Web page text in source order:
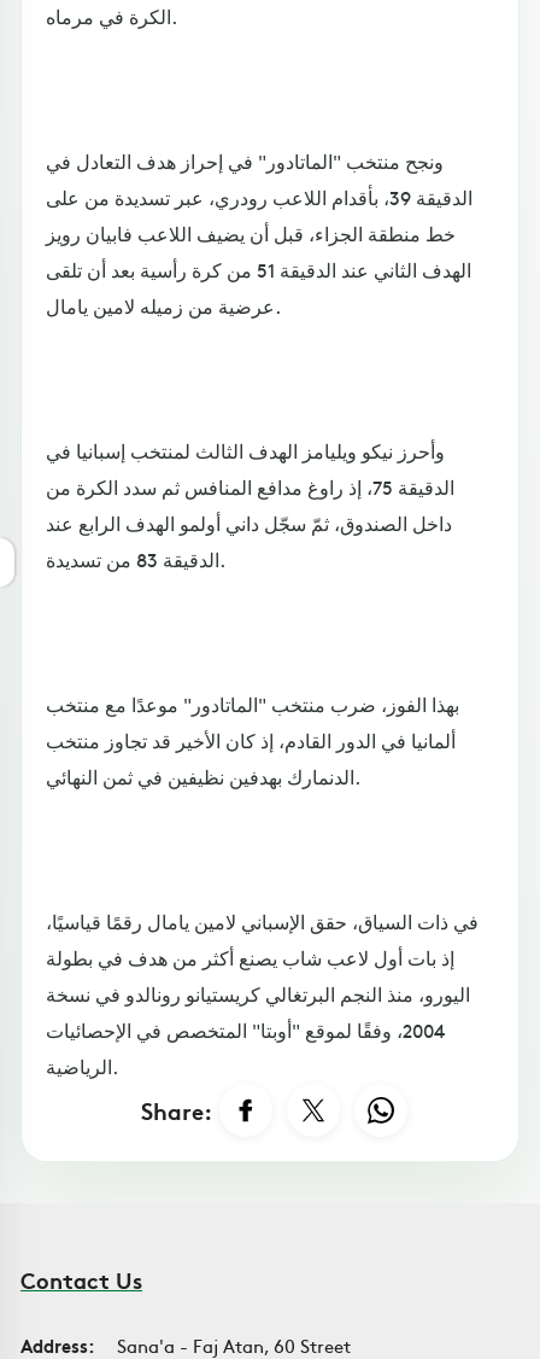
الكرة في مرماه.
ونجح منتخب "الماتادور" في إحراز هدف التعادل في
الدقيقة 39، بأقدام اللاعب رودري، عبر تسديدة من على
خط منطقة الجزاء، قبل أن يضيف اللاعب فابيان رويز
الهدف الثاني عند الدقيقة 51 من كرة رأسية بعد أن تلقى
عرضية من زميله لامين يامال.
وأحرز نيكو ويليامز الهدف الثالث لمنتخب إسبانيا في
الدقيقة 75، إذ راوغ مدافع المنافس ثم سدد الكرة من
داخل الصندوق، ثمّ سجّل داني أولمو الهدف الرابع عند
الدقيقة 83 من تسديدة.
بهذا الفوز، ضرب منتخب "الماتادور" موعدًا مع منتخب
ألمانيا في الدور القادم، إذ كان الأخير قد تجاوز منتخب
الدنمارك بهدفين نظيفين في ثمن النهائي.
في ذات السياق، حقق الإسباني لامين يامال رقمًا قياسيًا،
إذ بات أول لاعب شاب يصنع أكثر من هدف في بطولة
اليورو، منذ النجم البرتغالي كريستيانو رونالدو في نسخة
2004، وفقًا لموقع "أوبتا" المتخصص في الإحصائيات
الرياضية.
Share:
Contact Us
Address:
Sana'a - Faj Atan, 60 Street